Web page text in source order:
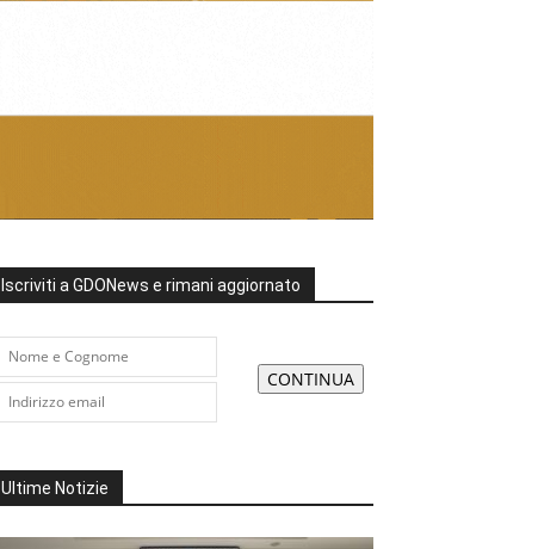
Iscriviti a GDONews e rimani aggiornato
Ultime Notizie